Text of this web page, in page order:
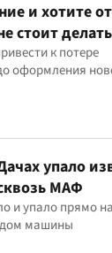
и хотите
стоит делать
к потере
оформления
упало
МАФ
и упало прямо на
машины